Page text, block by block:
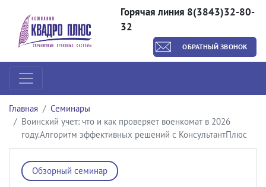
Горячая линия 8(3843)32-80-
32
ОБРАТНЫЙ ЗВОНОК
Главная
Семинары
Воинский учет: что и как проверяет военкомат в 2026
году.Алгоритм эффективных решений с КонсультантПлюс
Обзорный семинар